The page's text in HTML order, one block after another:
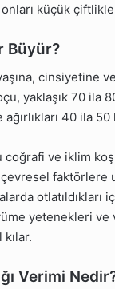
küçük
Büyür?
cinsiyetine
yaklaşık 70 ila
40 ila
coğrafi ve iklim
faktörlere
yetenekleri
Verimi